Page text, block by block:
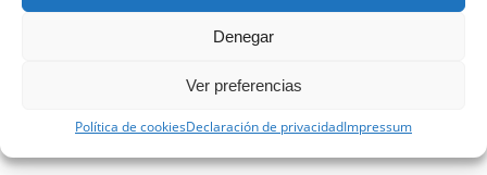
Denegar
Ver preferencias
Política de cookiesDeclaración de privacidadImpressum
¿QUÉ ES EL EFECTO
VENTURI?